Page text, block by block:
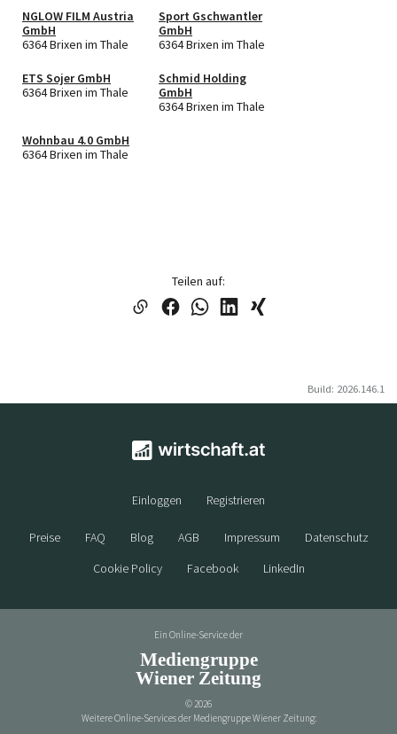
NGLOW FILM Austria
GmbH
6364 Brixen im Thale
Sport Gschwantler
GmbH
6364 Brixen im Thale
ETS Sojer GmbH
6364 Brixen im Thale
Schmid Holding
GmbH
6364 Brixen im Thale
Wohnbau 4.0 GmbH
6364 Brixen im Thale
Teilen auf:
Build: 2026.146.1
Einloggen Registrieren
Preise FAQ Blog AGB Impressum
Datenschutz
Cookie Policy
Facebook LinkedIn
Ein Online-Service der
Mediengruppe
Wiener Zeitung
© 2026
Weitere Online-Services der Mediengruppe Wiener Zeitung: